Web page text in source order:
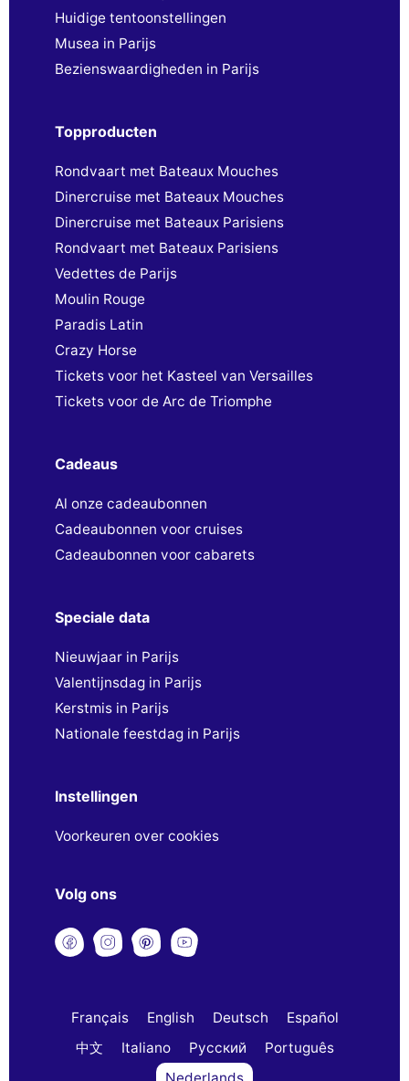
Huidige tentoonstellingen
Musea in Parijs
Bezienswaardigheden in Parijs
Topproducten
Rondvaart met Bateaux Mouches
Dinercruise met Bateaux Mouches
Dinercruise met Bateaux Parisiens
Rondvaart met Bateaux Parisiens
Vedettes de Parijs
Moulin Rouge
Paradis Latin
Crazy Horse
Tickets voor het Kasteel van Versailles
Tickets voor de Arc de Triomphe
Cadeaus
Al onze cadeaubonnen
Cadeaubonnen voor cruises
Cadeaubonnen voor cabarets
Speciale data
Nieuwjaar in Parijs
Valentijnsdag in Parijs
Kerstmis in Parijs
Nationale feestdag in Parijs
Instellingen
Voorkeuren over cookies
Volg ons
Français English Deutsch
Español
中文
Italiano Русский
Português